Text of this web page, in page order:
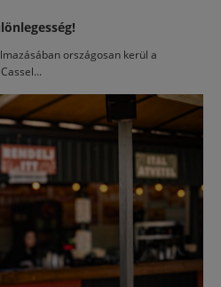
országosan kerül a